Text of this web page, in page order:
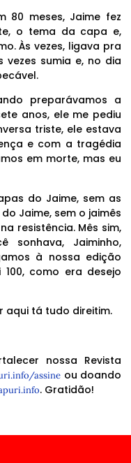
80 meses, Jaime fez
o tema da capa e,
Às vezes, ligava pra
sumia e, no dia
preparávamos a
anos, ele me pediu
triste, ele estava
e com a tragédia
em morte, mas eu
do Jaime, sem as
Jaime, sem o jaimês
resistência. Mês sim,
sonhava, Jaiminho,
à nossa edição
100, como era desejo
aqui tá tudo direitim.
nossa Revista
assine ou doando
. Gratidão!